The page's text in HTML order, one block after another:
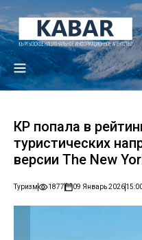
КР попала в
туристических
версии The New
Туризм 1877 09 Январь 2026